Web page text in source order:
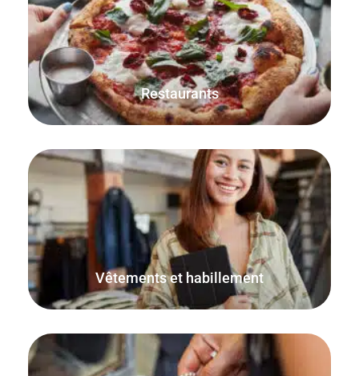
Restaurants
Vérifiez s'il vous plaît ! Enregistrez, imprimez et suivez les
commandes pour les tables assises et les commandes à
emporter.
Vêtements et habillement
FooSales prend en charge les variations de
WooCommerce, ce qui est parfait pour la vente de
vêtements et d'articles d'habillement.